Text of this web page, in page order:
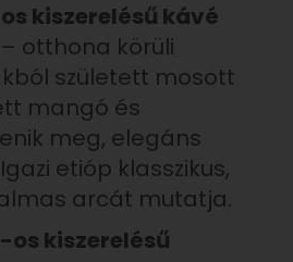
kiszerelésű kávé
otthona körüli
született mosott
mangó és
meg, elegáns
etióp klasszikus,
arcát mutatja.
os kiszerelésű